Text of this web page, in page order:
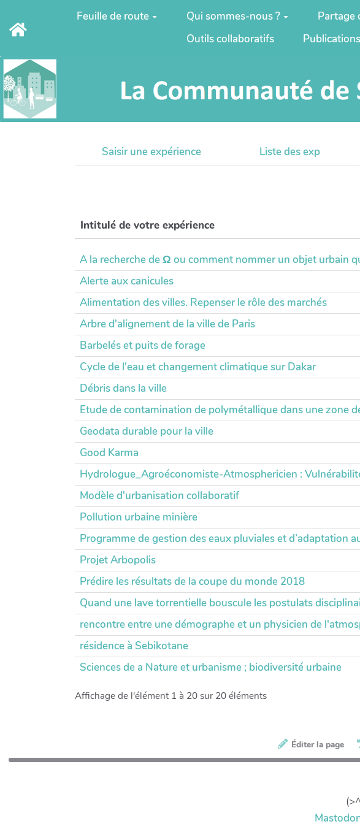
Aller au contenu principal
Feuille de route Qui sommes-nous ? Partage
Outils collaboratifs
Publications
Saisir une expérience Liste des exp
Intitulé de votre expérience
Intitulé de votre expérience
A la recherche de Ω ou comment nommer un objet urbain
Alerte aux canicules
Alimentation des villes. Repenser le rôle des marchés
Arbre d'alignement de la ville de Paris
Barbelés et puits de forage
Cycle de l'eau et changement climatique sur Dakar
Débris dans la ville
Etude de contamination de polymétallique dans une zone
Geodata durable pour la ville
Good Karma
Hydrologue_Agroéconomiste-Atmosphericien :
Modèle d'urbanisation collaboratif
Pollution urbaine minière
Programme de gestion des eaux pluviales et d’adaptation
Projet Arbopolis
Prédire les résultats de la coupe du monde 2018
Quand une lave torrentielle bouscule les postulats
rencontre entre une démographe et un physicien de
résidence à Sebikotane
Sciences de a Nature et urbanisme ; biodiversité urbaine
Affichage de l'élément 1 à 20 sur 20 éléments
Éditer la page